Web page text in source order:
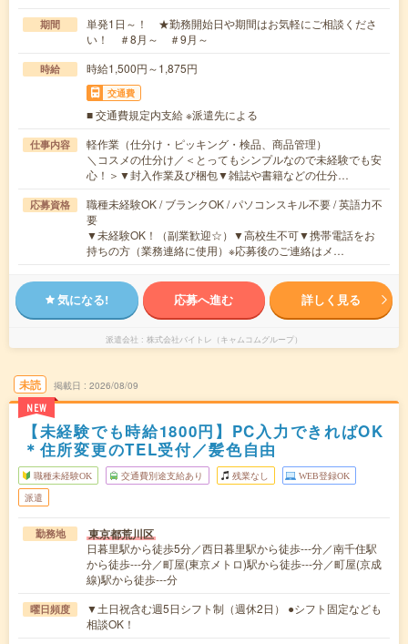
期間
単発1日～！ ★勤務開始日や期間はお気軽にご相談くださ
い！ ＃8月～ ＃9月～
時給 時給1,500円～1,875円
交通費
■ 交通費規定内支給 ※派遣先による
仕事内容
軽作業（仕分け・ピッキング・検品、商品管理）
＼コスメの仕分け／＜とってもシンプルなので未経験でも安
心！＞▼封入作業及び梱包▼雑誌や書籍などの仕分…
応募資格
職種未経験OK / ブランクOK / パソコンスキル不要 / 英語力不
要
▼未経験OK！（副業歓迎☆）▼高校生不可▼携帯電話をお
持ちの方（業務連絡に使用）※応募後のご連絡はメ…
気になる! 応募へ進む 詳しく見る
派遣会社 株式会社バイトレ（キャムコムグループ）
未読
NEW
掲載日 2026/08/09
【未経験でも時給1800円】PC入力できればOK
＊住所変更のTEL受付／髪色自由
職種未経験OK 交通費別途支給あり 残業なし WEB登録OK
派遣
勤務地 東京都荒川区
日暮里駅から徒歩5分／西日暮里駅から徒歩---分／南千住駅
から徒歩---分／町屋(東京メトロ)駅から徒歩---分／町屋(京成
線)駅から徒歩---分
曜日頻度
▼土日祝含む週5日シフト制（週休2日） ●シフト固定なども
相談OK！